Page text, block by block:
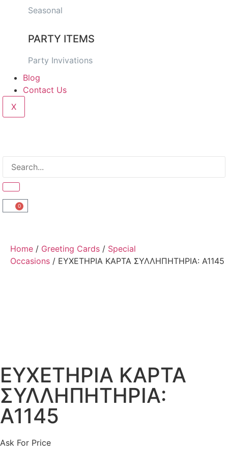
Seasonal
PARTY ITEMS
Party Invivations
Blog
Contact Us
X
0
Home / Greeting Cards / Special
Occasions / ΕΥΧΕΤΗΡΙΑ ΚΑΡΤΑ ΣΥΛΛΗΠΗΤΗΡΙΑ: Α1145
ΕΥΧΕΤΗΡΙΑ ΚΑΡΤΑ
ΣΥΛΛΗΠΗΤΗΡΙΑ:
Α1145
Ask For Price